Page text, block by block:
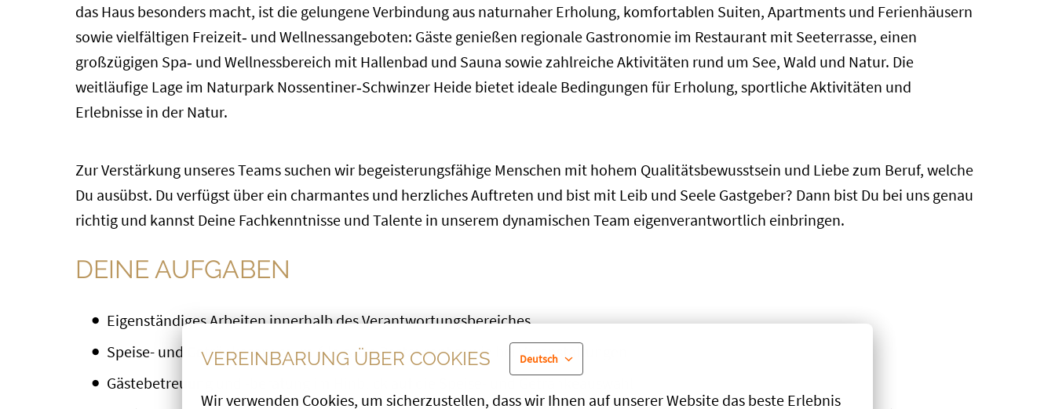
VEREINBARUNG ÜBER COOKIES Deutsch
Wir verwenden Cookies, um sicherzustellen, dass wir Ihnen auf unserer Website das beste Erlebnis
das Haus besonders macht, ist die gelungene Verbindung aus naturnaher Erholung, komfortablen Suiten, Apartments und Ferienhäusern
sowie vielfältigen Freizeit‑ und Wellnessangeboten: Gäste genießen regionale Gastronomie im Restaurant mit Seeterrasse, einen
großzügigen Spa‑ und Wellnessbereich mit Hallenbad und Sauna sowie zahlreiche Aktivitäten rund um See, Wald und Natur. Die
weitläufige Lage im Naturpark Nossentiner‑Schwinzer Heide bietet ideale Bedingungen für Erholung, sportliche Aktivitäten und
Erlebnisse in der Natur.
Zur Verstärkung unseres Teams suchen wir begeisterungsfähige Menschen mit hohem Qualitätsbewusstsein und Liebe zum Beruf, welche
Du ausübst. Du verfügst über ein charmantes und herzliches Auftreten und bist mit Leib und Seele Gastgeber? Dann bist Du bei uns genau
richtig und kannst Deine Fachkenntnisse und Talente in unserem dynamischen Team eigenverantwortlich einbringen.
DEINE AUFGABEN
Eigenständiges Arbeiten innerhalb des Verantwortungsbereiches
Speise- und Getränkeservice im á la carte Restaurant sowie bei Veranstaltungen
Gästebetreuung und -beratung im Hinblick auf die Speise- und Getränkeauswahl